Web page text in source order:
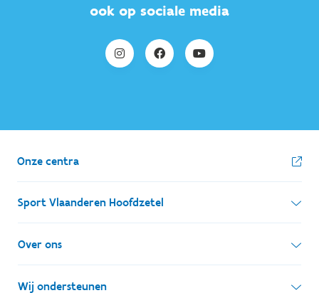
ook op sociale media
Onze centra
Sport Vlaanderen Hoofdzetel
Simon Bolivarlaan 17
1000 Brussel
Over ons
Wie zijn we, wat doen we
Wij ondersteunen